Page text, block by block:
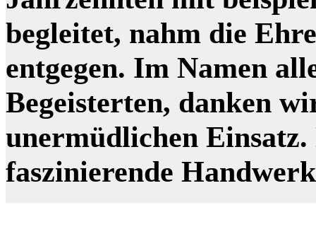
begleitet, nahm die
entgegen. Im Namen
Begeisterten, danken
unermüdlichen Einsatz.
faszinierende